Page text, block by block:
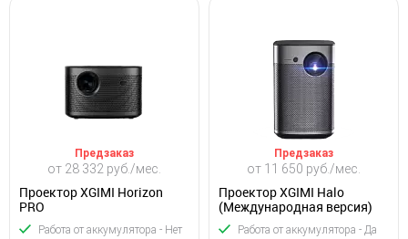
от 28 332 руб./мес.
Предзаказ
Проектор XGIMI Horizon
PRO
Работа от аккумулятора - Нет
от 11 650 руб./мес.
Предзаказ
Проектор XGIMI Halo
(Международная версия)
Работа от аккумулятора - Да